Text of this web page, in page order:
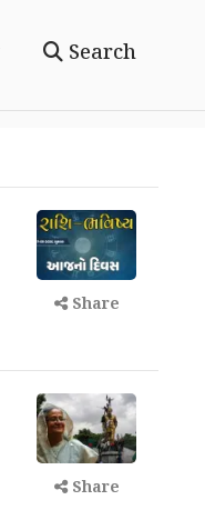
Search
Share
Share